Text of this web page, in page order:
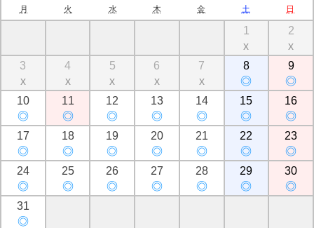
月 火 水 木 金 土 日
1
x
2
x
3
x
4
x
5
x
6
x
7
x
8
◎
9
◎
10
◎
11
◎
12
◎
13
◎
14
◎
15
◎
16
◎
17
◎
18
◎
19
◎
20
◎
21
◎
22
◎
23
◎
24
◎
25
◎
26
◎
27
◎
28
◎
29
◎
30
◎
31
◎